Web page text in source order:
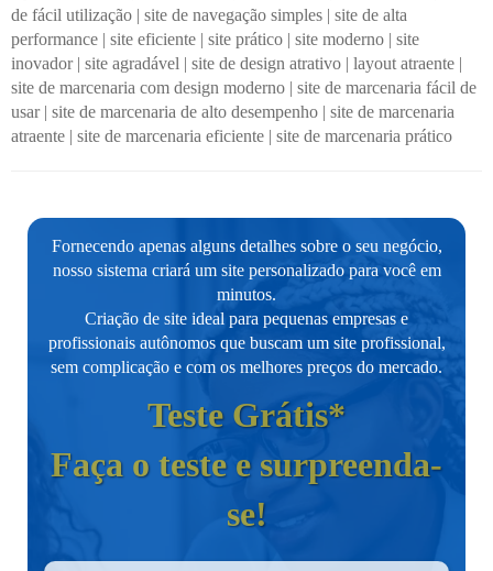
de fácil utilização | site de navegação simples | site de alta
performance | site eficiente | site prático | site moderno | site
inovador| site agradável | site de design atrativo | layout atraente |
site de marcenaria com design moderno | site de marcenaria fácil de
usar| site de marcenaria de alto desempenho | site de marcenaria
atraente | site de marcenaria eficiente | site de marcenaria prático
Fornecendo apenas alguns detalhes sobre o seu negócio,
nosso sistema criará um site personalizado para você em
minutos.
Criação de site ideal para pequenas empresas e
profissionais autônomos que buscam um site profissional,
sem complicação e com os melhores preços do mercado.
Teste Grátis*
Faça o teste e surpreenda-
se!